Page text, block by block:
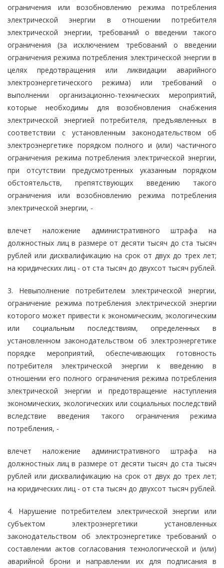
ограничения или возобновлению режима потребления
электрической энергии в отношении потребителя
электрической энергии, требований о введении такого
ограничения (за исключением требований о введении
ограничения режима потребления электрической энергии в
целях предотвращения или ликвидации аварийного
электроэнергетического режима) или требований о
выполнении организационно-технических мероприятий,
которые необходимы для возобновления снабжения
электрической энергией потребителя, предъявленных в
соответствии с установленным законодательством об
электроэнергетике порядком полного и (или) частичного
ограничения режима потребления электрической энергии,
при отсутствии предусмотренных указанным порядком
обстоятельств, препятствующих введению такого
ограничения или возобновлению режима потребления
электрической энергии, -
влечет наложение административного штрафа на
должностных лиц в размере от десяти тысяч до ста тысяч
рублей или дисквалификацию на срок от двух до трех лет;
на юридических лиц - от ста тысяч до двухсот тысяч рублей.
3. Невыполнение потребителем электрической энергии,
ограничение режима потребления электрической энергии
которого может привести к экономическим, экологическим
или социальным последствиям, определенных в
установленном законодательством об электроэнергетике
порядке мероприятий, обеспечивающих готовность
потребителя электрической энергии к введению в
отношении его полного ограничения режима потребления
электрической энергии и предотвращение наступления
экономических, экологических или социальных последствий
вследствие введения такого ограничения режима
потребления, -
влечет наложение административного штрафа на
должностных лиц в размере от десяти тысяч до ста тысяч
рублей или дисквалификацию на срок от двух до трех лет;
на юридических лиц - от ста тысяч до двухсот тысяч рублей.
4. Нарушение потребителем электрической энергии или
субъектом электроэнергетики установленных
законодательством об электроэнергетике требований о
составлении актов согласования технологической и (или)
аварийной брони и направлении их для подписания в